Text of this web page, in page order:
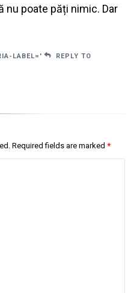
nu poate păți nimic. Dar
LABEL=' REPLY TO
Required fields are marked *